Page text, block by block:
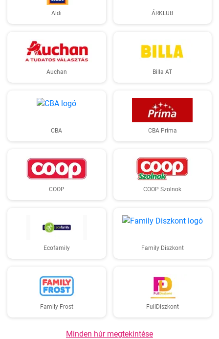
Aldi ÁRKLUB
Auchan Billa AT
CBA CBA Príma
COOP COOP Szolnok
Ecofamily Family Diszkont
Family Frost FullDiszkont
Minden húr megtekintése